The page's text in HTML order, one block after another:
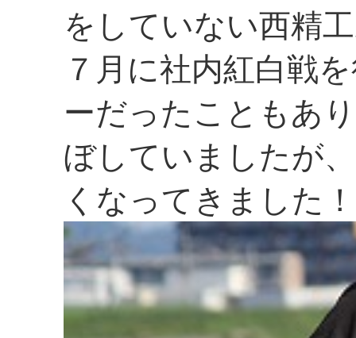
をしていない西精
７月に社内紅白戦
ーだったこともあ
ぼしていましたが
くなってきました！